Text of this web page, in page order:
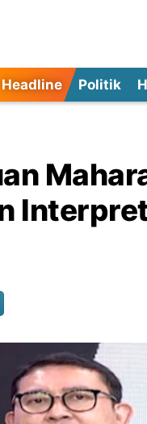
Headline Politik